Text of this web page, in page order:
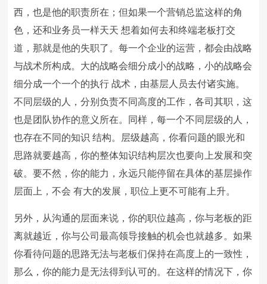
西，也是他的职责所在；但如果一个营销总监这样的角
色，还和业务员一样天天 想着如何去和终端老板打交
道，那就是他的失职了。每一个企业的运营，都会由战略
与战术所构成。大的战略会细分成小的战略，小的战略会
细分成一个一个的执行 战术，由基层人员去付诸实施。
不同层级的人，分别负责不同高度的工作，各司其职，这
也是团队协作的意义所在。同样，每一个不同层级的人，
也存在不同的知识 结构。层级越高，你看问题的眼光和
思路就要越高，你的整体知识结构层次也要向上发展和突
破。要不然，你的能力，永远只能停留在具体的基层操作
层面上，不会 有大的发展，职位上更不可能有上升。
另外，从沟通的层面来说，你的职位越高，你与老板的距
离就越近，你与公司最高领导接触的机会也就越多。如果
你看待问题的思路无法与老板们保持在高度上的一致性，
那么，你的能力是无法得到认可的。在这样的情况下，你